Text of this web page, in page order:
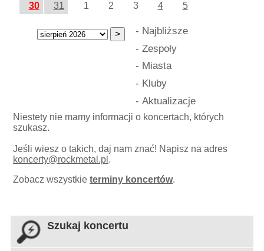
30
31 1 2 3 4 5
- Najbliższe
- Zespoły
- Miasta
- Kluby
- Aktualizacje
Niestety nie mamy informacji o koncertach, których
szukasz.
Jeśli wiesz o takich, daj nam znać! Napisz na adres
koncerty@rockmetal.pl .
Zobacz wszystkieterminy koncertów.
Szukaj koncertu